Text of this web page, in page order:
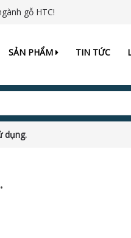
gỗ HTC!
SẢN PHẨM TIN TỨC
dụng.